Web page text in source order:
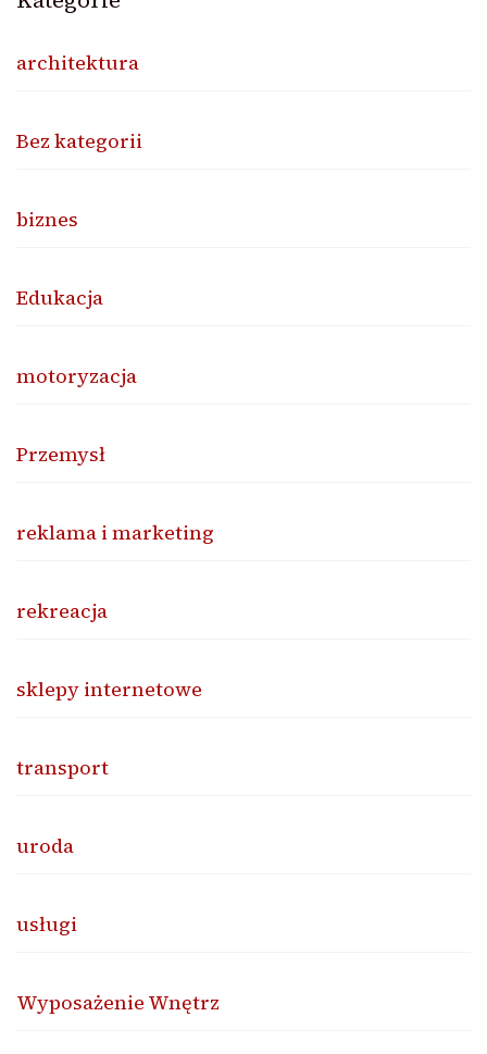
architektura
Bez kategorii
biznes
Edukacja
motoryzacja
Przemysł
reklama i marketing
rekreacja
sklepy internetowe
transport
uroda
usługi
Wyposażenie Wnętrz